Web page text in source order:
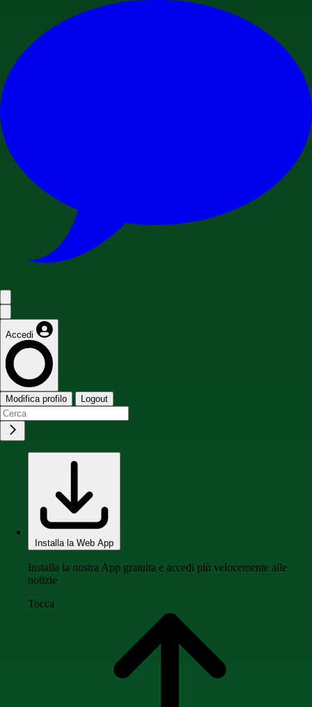
Accedi
Modifica profilo Logout
Installa la Web App
Installa la nostra App gratuita e accedi più velocemente alle
notizie
Tocca